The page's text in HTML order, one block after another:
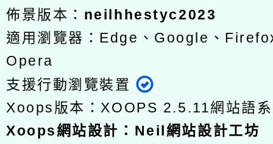
佈景版本： neilhhestyc2023
適用瀏覽器：Edge、Google、
Opera
支援行動瀏覽裝置
Xoops版本： XOOPS 2.5.11網站語
Xoops網站設計 ： Neil網站設計工坊